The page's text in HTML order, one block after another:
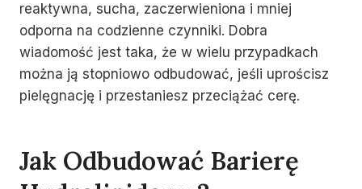
reaktywna, sucha, zaczerwieniona i mniej
odporna na codzienne czynniki. Dobra
wiadomość jest taka, że w wielu przypadkach
można ją stopniowo odbudować, jeśli uprościsz
pielęgnację i przestaniesz przeciążać cerę.
Jak Odbudować Barierę